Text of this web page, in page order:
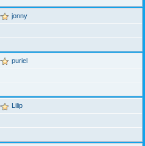
jonny
puriel
Lilip